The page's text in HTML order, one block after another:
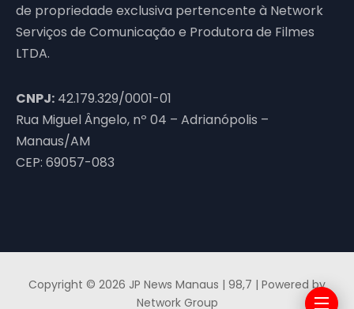
de propriedade exclusiva pertencente à Network
Serviços de Comunicação e Produtora de Filmes
LTDA.
CNPJ: 42.179.329/0001-01
Rua Miguel Ângelo, nº 04 – Adrianópolis –
Manaus/AM
CEP: 69057-083
Copyright © 2026 JP News Manaus | 98,7 | Powered by
Network Group